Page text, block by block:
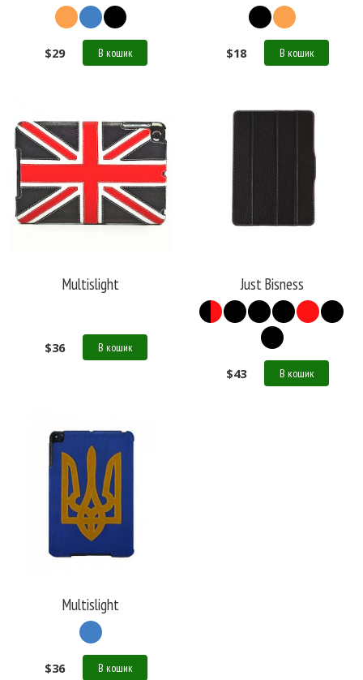
$29 В кошик $18 В кошик
Multislight
$36 В кошик
Just Bisness
$43 В кошик
Multislight
$36 В кошик